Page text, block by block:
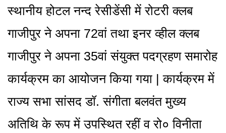
स्थानीय होटल नन्द रेसीडेंसी में रोटरी क्लब
गाजीपुर ने अपना 72वां तथा इनर व्हील क्लब
गाजीपुर ने अपना 35वां संयुक्त पदग्रहण समारोह
कार्यक्रम का आयोजन किया गया | कार्यक्रम में
राज्य सभा सांसद डॉ. संगीता बलवंत मुख्य
अतिथि के रूप में उपस्थित रहीं व रो० विनीता